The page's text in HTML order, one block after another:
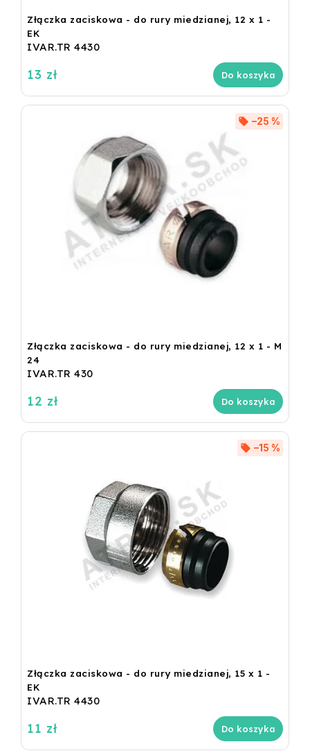
Złączka zaciskowa - do rury miedzianej, 12 x 1 -
EK
IVAR.TR 4430
13 zł Do koszyka
Złączka zaciskowa - do rury miedzianej, 12 x 1 - M
24
IVAR.TR 430
–25 %
12 zł Do koszyka
Złączka zaciskowa - do rury miedzianej, 15 x 1 -
EK
IVAR.TR 4430
–15 %
11 zł Do koszyka